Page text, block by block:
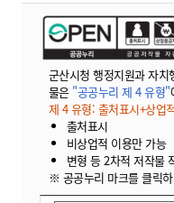
군산시청 행정지원과 자치
물은 "공공누리 제 4 유형"
제 4 유형: 출처표시+상업
출처표시
비상업적 이용만 가능
변형 등 2차적 저작물
※ 공공누리 마크를 클릭